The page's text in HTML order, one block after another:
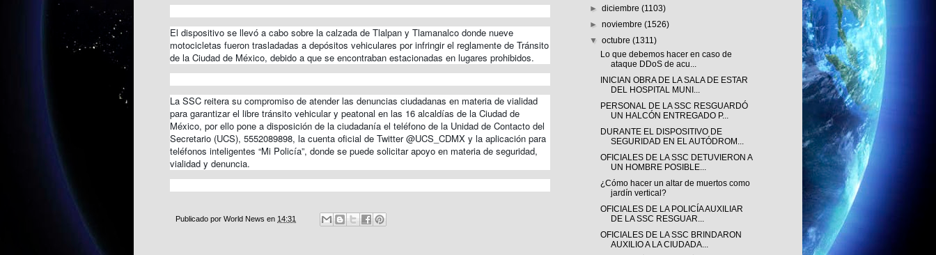
El dispositivo se llevó a cabo sobre la calzada de Tlalpan y Tlamanalco donde nueve
motocicletas fueron trasladadas a depósitos vehiculares por infringir el reglamente de Tránsito
de la Ciudad de México, debido a que se encontraban estacionadas en lugares prohibidos.
La SSC reitera su compromiso de atender las denuncias ciudadanas en materia de vialidad
para garantizar el libre tránsito vehicular y peatonal en las 16 alcaldías de la Ciudad de
México, por ello pone a disposición de la ciudadanía el teléfono de la Unidad de Contacto del
Secretario (UCS), 5552089898, la cuenta oficial de Twitter @UCS_CDMX y la aplicación para
teléfonos inteligentes “Mi Policía”, donde se puede solicitar apoyo en materia de seguridad,
vialidad y denuncia.
Publicado por World News en 14:31
►diciembre(1103)
►noviembre(1526)
▼octubre(1311)
Lo que debemos hacer en caso de
ataque DDoS de acu...
INICIAN OBRA DE LA SALA DE ESTAR
DEL HOSPITAL MUNI...
PERSONAL DE LA SSC RESGUARDÓ
UN HALCÓN ENTREGADO P...
DURANTE EL DISPOSITIVO DE
SEGURIDAD EN EL AUTÓDROM...
OFICIALES DE LA SSC DETUVIERON A
UN HOMBRE POSIBLE...
¿Cómo hacer un altar de muertos como
jardín vertical?
OFICIALES DE LA POLICÍA AUXILIAR
DE LA SSC RESGUAR...
OFICIALES DE LA SSC BRINDARON
AUXILIO A LA CIUDADA...